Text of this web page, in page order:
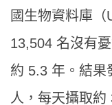
國生物資料庫（
13,504 名沒有
約 5.3 年。結果
人，每天攝取